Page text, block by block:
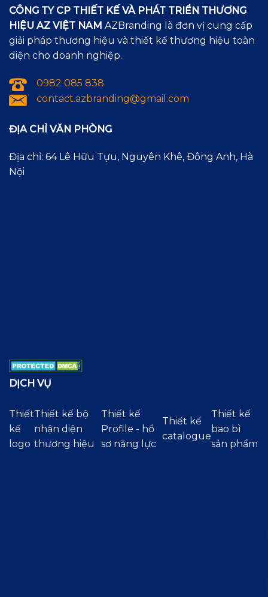
CÔNG TY CP THIẾT KẾ VÀ PHÁT TRIỂN THƯƠNG
HIỆU AZ VIỆT NAM AZBranding là đơn vị cung cấp
giải pháp thương hiệu và thiết kế thương hiệu toàn
diện cho doanh nghiệp.
0982 085 838
contact.azbranding@gmail.com
ĐỊA CHỈ VĂN PHÒNG
Địa chỉ: 64 Lê Hữu Tựu, Nguyên Khê, Đông Anh, Hà
Nội
DỊCH VỤ
Thiết
kế
logo
Thiết kế bộ
nhận diện
thương hiệu
Thiết kế
Profile - hồ
sơ năng lực
Thiết kế
catalogue
Thiết kế
bao bì
sản phẩm